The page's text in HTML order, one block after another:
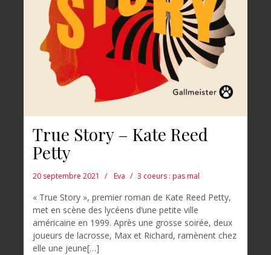
True Story – Kate Reed
Petty
20 septembre 2021 Eva 3 coeurs : pas mal
« True Story », premier roman de Kate Reed Petty,
met en scène des lycéens d’une petite ville
américaine en 1999. Après une grosse soirée, deux
joueurs de lacrosse, Max et Richard, ramènent chez
elle une jeune[…]